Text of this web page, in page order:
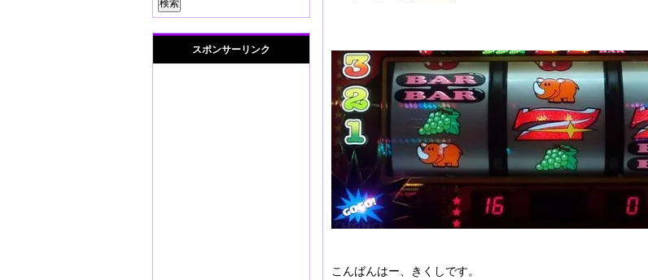
こんばんはー、きくしです。
スポンサーリンク